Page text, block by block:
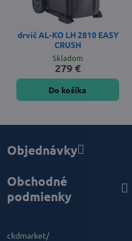
drvič AL-KO LH 2810 EASY
CRUSH
Skladom
279 €
Do košíka
Objednávky
Obchodné
podmienky
ckdmarket/